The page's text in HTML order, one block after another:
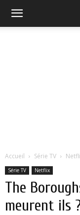
Accueil Série TV
Série TV Netflix
The
meurent ils